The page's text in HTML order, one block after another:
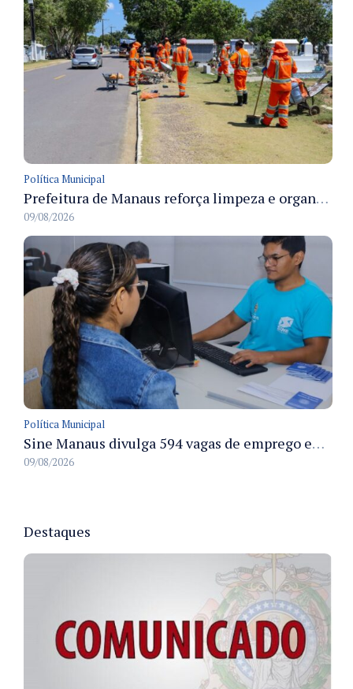
Política Municipal
Prefeitura de Manaus reforça limpeza e organização dos cemiterios municipais para receber famílias no Dia dos Pais
09/08/2026
Política Municipal
Sine Manaus divulga 594 vagas de emprego em Manaus com atendimento presencial nesta segunda-feira
09/08/2026
Destaques